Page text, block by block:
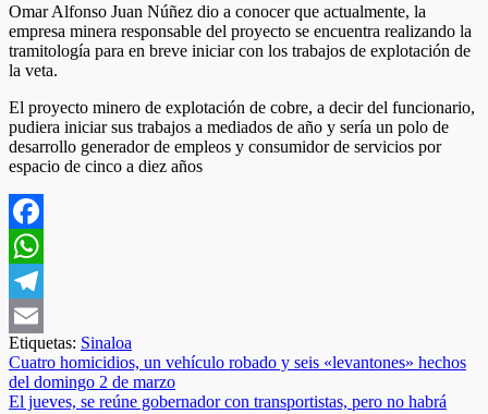
Omar Alfonso Juan Núñez dio a conocer que actualmente, la
empresa minera responsable del proyecto se encuentra realizando la
tramitología para en breve iniciar con los trabajos de explotación de
la veta.
El proyecto minero de explotación de cobre, a decir del funcionario,
pudiera iniciar sus trabajos a mediados de año y sería un polo de
desarrollo generador de empleos y consumidor de servicios por
espacio de cinco a diez años
Facebook
WhatsApp
Telegram
Email
Etiquetas: Sinaloa
Navegación
de
Cuatro homicidios, un vehículo robado y seis «levantones» hechos
del domingo 2 de marzo
El jueves, se reúne gobernador con transportistas, pero no habrá